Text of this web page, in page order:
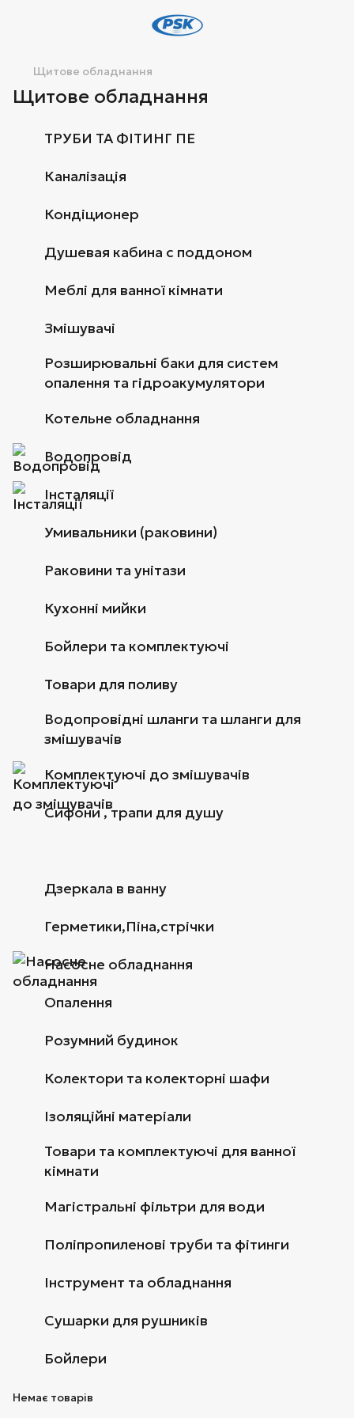
Щитове обладнання
Щитове обладнання
ТРУБИ ТА ФІТИНГ ПЕ
Каналізація
Кондіционер
Душевая кабина с поддоном
Меблі для ванної кімнати
Змішувачі
Розширювальні баки для систем
опалення та гідроакумулятори
Котельне обладнання
Водопровід
Інсталяції
Умивальники (раковини)
Раковини та унітази
Кухонні мийки
Бойлери та комплектуючі
Товари для поливу
Водопровідні шланги та шланги для
змішувачів
Комплектуючі до змішувачів
Сифони , трапи для душу
Дзеркала в ванну
Герметики,Піна,стрічки
Насосне обладнання
Опалення
Розумний будинок
Колектори та колекторні шафи
Ізоляційні матеріали
Товари та комплектуючі для ванної
кімнати
Магістральні фільтри для води
Поліпропиленові труби та фітинги
Інструмент та обладнання
Сушарки для рушників
Бойлери
Немає товарів